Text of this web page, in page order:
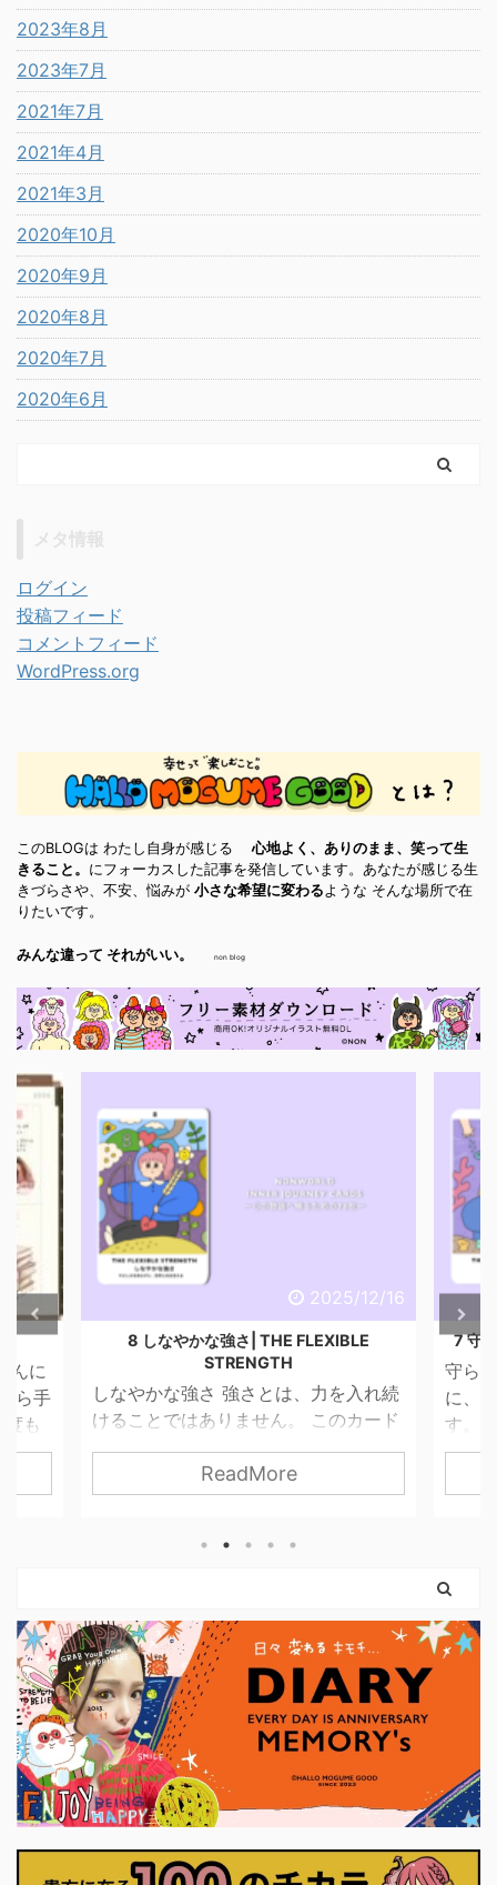
2023年8月
2023年7月
2021年7月
2021年4月
2021年3月
2020年10月
2020年9月
2020年8月
2020年7月
2020年6月
ログイン
投稿フィード
コメントフィード
WordPress.org
このBLOGは わたし自身が感じる心地よく、ありのまま、笑って生
きること。 にフォーカスした記事を発信しています。あなたが感じる生
きづらさや、不安、悩みが 小さな希望に変わる ような そんな場所で在
りたいです。
みんな違って それがいい。 non blog
4/29
んに
ら手
も
せ
思っ
ーに
ま
押せ
2025/12/16
8 しなやかな強さ| THE FLEXIBLE
STRENGTH
しなやかな強さ 強さとは、力を入れ続
けることではありません。 このカード
が描くのは、やさしさを失わずに、世
界と関わっていく力。 無理に押し切ら
なくてもいい。 我慢し続けなくてもい
け力を使えばいいのです。 弓を引く手
に、やさしさを捨てなくていい」 とい
うことを教えてくれます。 前のカード
で育ててきた意志は、 ここで初めて、
外の世界に触れはじめます。 それは大
きな行動でなくてもかまいません。 小
さく ...
ReadMore
7 守
守ら
に、
す。
って
ちゃ
りも
に、